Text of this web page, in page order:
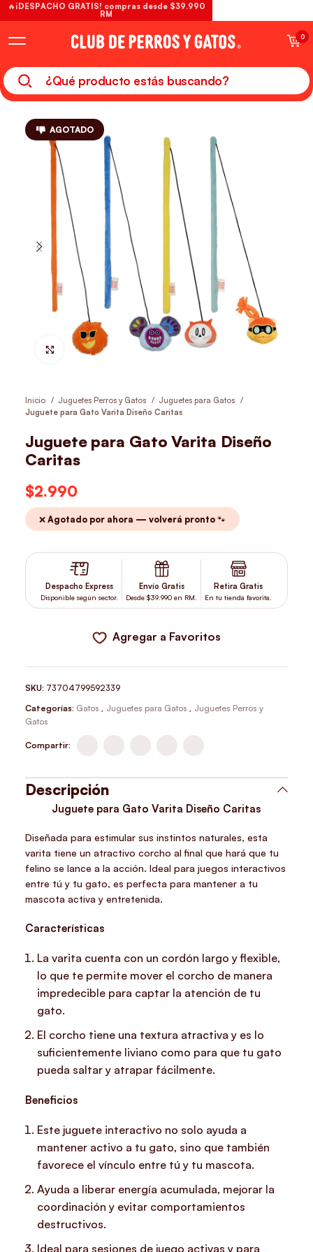
0
AGOTADO
Hacer Zoom
Inicio Juguetes Perros y Gatos
Juguetes para Gatos
Juguete para Gato Varita Diseño Caritas
Juguete para Gato Varita Diseño
Caritas
$2.990
❌ Agotado por ahora — volverá pronto 🐾
Despacho Express
Disponible según sector.
Envío Gratis
Desde $39.990 en RM.
Retira Gratis
En tu tienda favorita.
Agregar a Favoritos
SKU: 73704799592339
Categorías: Gatos Juguetes para Gatos
Juguetes Perros y
Gatos
Compartir:
Descripción
Juguete para Gato Varita Diseño Caritas
Diseñada para estimular sus instintos naturales, esta
varita tiene un atractivo corcho al final que hará que tu
felino se lance a la acción. Ideal para juegos interactivos
entre tú y tu gato, es perfecta para mantener a tu
mascota activa y entretenida.
Características
La varita cuenta con un cordón largo y flexible,
lo que te permite mover el corcho de manera
impredecible para captar la atención de tu
gato.
El corcho tiene una textura atractiva y es lo
suficientemente liviano como para que tu gato
pueda saltar y atrapar fácilmente.
Beneficios
Este juguete interactivo no solo ayuda a
mantener activo a tu gato, sino que también
favorece el vínculo entre tú y tu mascota.
Ayuda a liberar energía acumulada, mejorar la
coordinación y evitar comportamientos
destructivos.
Ideal para sesiones de juego activas y para
🔥¡DESPACHO GRATIS! compras desde $39.990
RM